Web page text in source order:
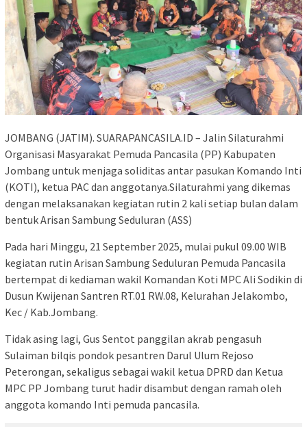
JOMBANG (JATIM). SUARAPANCASILA.ID – Jalin Silaturahmi
Organisasi Masyarakat Pemuda Pancasila (PP) Kabupaten
Jombang untuk menjaga soliditas antar pasukan Komando Inti
(KOTI), ketua PAC dan anggotanya.Silaturahmi yang dikemas
dengan melaksanakan kegiatan rutin 2 kali setiap bulan dalam
bentuk Arisan Sambung Seduluran (ASS)
Pada hari Minggu, 21 September 2025, mulai pukul 09.00 WIB
kegiatan rutin Arisan Sambung Seduluran Pemuda Pancasila
bertempat di kediaman wakil Komandan Koti MPC Ali Sodikin di
Dusun Kwijenan Santren RT.01 RW.08, Kelurahan Jelakombo,
Kec / Kab.Jombang.
Tidak asing lagi, Gus Sentot panggilan akrab pengasuh
Sulaiman bilqis pondok pesantren Darul Ulum Rejoso
Peterongan, sekaligus sebagai wakil ketua DPRD dan Ketua
MPC PP Jombang turut hadir disambut dengan ramah oleh
anggota komando Inti pemuda pancasila.